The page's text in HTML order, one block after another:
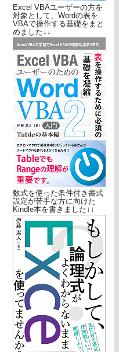
Excel VBAユーザーの方を
対象として、Wordの表を
VBAで操作する基礎をまと
めました↓↓
数式を使った条件付き書式
設定が苦手な方に向けた
Kindle本を書きました↓↓